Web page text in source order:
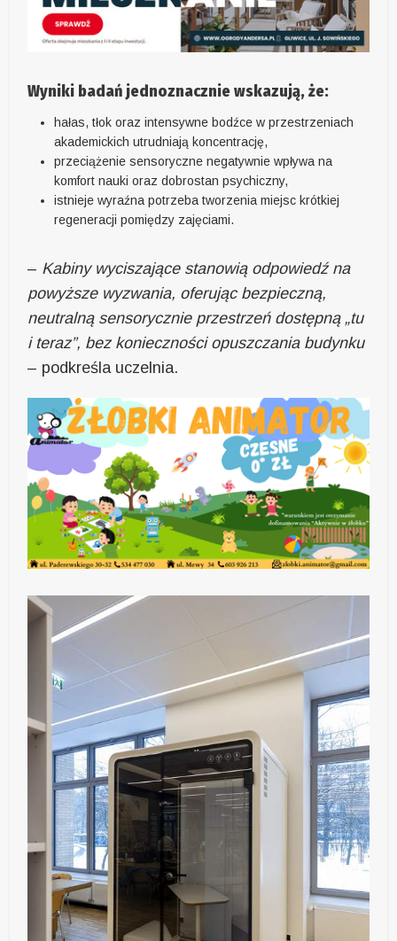
Wyniki badań jednoznacznie wskazują, że:
hałas, tłok oraz intensywne bodźce w przestrzeniach
akademickich utrudniają koncentrację,
przeciążenie sensoryczne negatywnie wpływa na
komfort nauki oraz dobrostan psychiczny,
istnieje wyraźna potrzeba tworzenia miejsc krótkiej
regeneracji pomiędzy zajęciami.
– Kabiny wyciszające stanowią odpowiedź na
powyższe wyzwania, oferując bezpieczną,
neutralną sensorycznie przestrzeń dostępną „tu
i teraz”, bez konieczności opuszczania budynku
– podkreśla uczelnia.